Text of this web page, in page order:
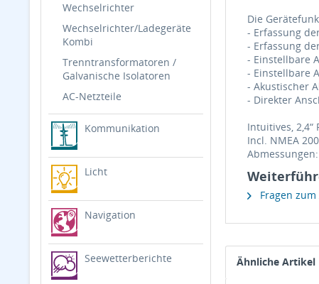
Wechselrichter
Wechselrichter/Ladegeräte
Kombi
Trenntransformatoren /
Galvanische Isolatoren
AC-Netzteile
Kommunikation
Licht
Navigation
Seewetterberichte
Die
- Erfassung
- Erfassung
- Einstellbare
- Einstellbare
- Akustischer
- Direkter
Intuitives,
Incl. NMEA
Fragen
Ähnliche Artikel